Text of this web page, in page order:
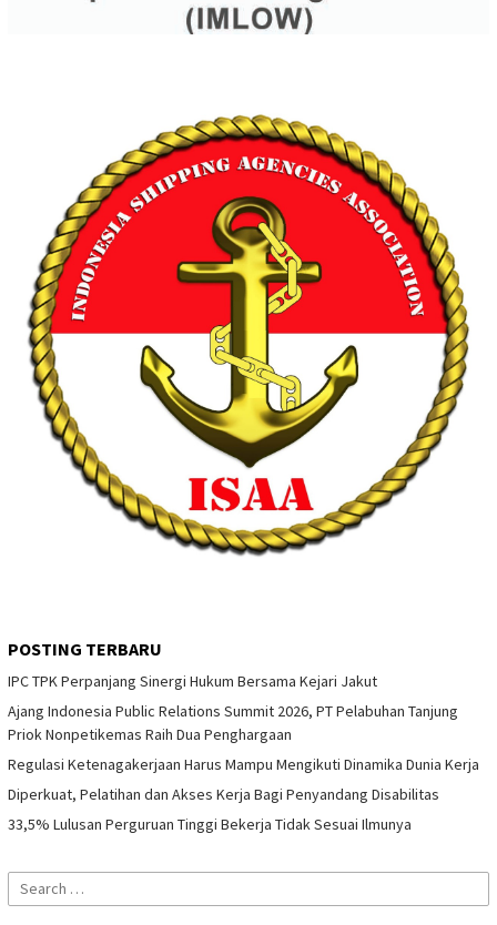
POSTING TERBARU
IPC TPK Perpanjang Sinergi Hukum Bersama Kejari Jakut
Ajang Indonesia Public Relations Summit 2026, PT Pelabuhan Tanjung
Priok Nonpetikemas Raih Dua Penghargaan
Regulasi Ketenagakerjaan Harus Mampu Mengikuti Dinamika Dunia Kerja
Diperkuat, Pelatihan dan Akses Kerja Bagi Penyandang Disabilitas
33,5% Lulusan Perguruan Tinggi Bekerja Tidak Sesuai Ilmunya
Search
for: